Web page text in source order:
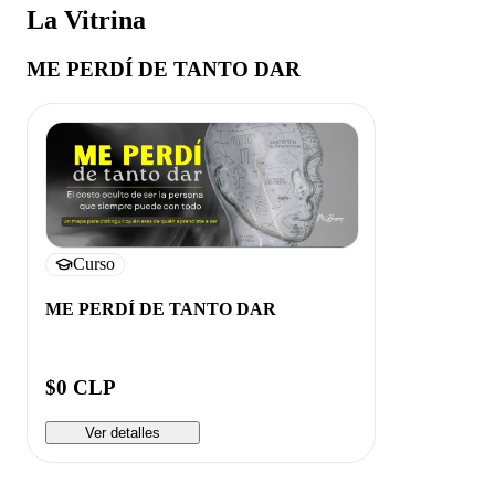
La Vitrina
ME PERDÍ DE TANTO DAR
Curso
ME PERDÍ DE TANTO DAR
$0 CLP
Ver detalles